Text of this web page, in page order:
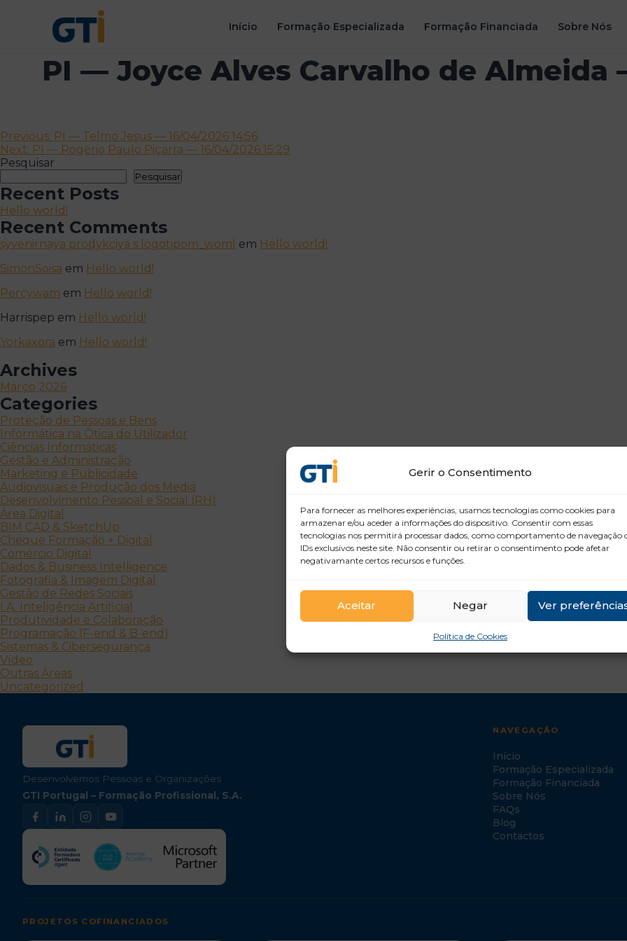
Gerir o Consentimento
Para fornecer as melhores experiências, usamos tecnologias como cookies para
armazenar e/ou aceder a informações do dispositivo. Consentir com essas
tecnologias nos permitirá processar dados, como comportamento de navegação
IDs exclusivos neste site. Não consentir ou retirar o consentimento pode afetar
negativamante certos recursos e funções.
Aceitar Negar Ver
Política de Cookies
Início Formação Especializada Formação Financiada Sobre Nós
PI — Joyce Alves Carvalho de Almeida
Navegação
de
artigos
Previous: PI — Telmo Jesus — 16/04/2026 14:56
Next: PI — Rogério Paulo Piçarra — 16/04/2026 15:29
Pesquisar
Pesquisar
Recent Posts
Hello world!
Recent Comments
syvenirnaya prodykciya s logotipom_woml em Hello world!
SimonSoisa em Hello world!
Percywam em Hello world!
Harrispep em Hello world!
Yorkaxora em Hello world!
Archives
Março 2026
Categories
Proteção de Pessoas e Bens
Informática na Ótica do Utilizador
Ciências Informáticas
Gestão e Administração
Marketing e Publicidade
Audiovisuais e Produção dos Media
Desenvolvimento Pessoal e Social (RH)
Área Digital
BIM CAD & SketchUp
Cheque Formação + Digital
Comércio Digital
Dados & Business Intelligence
Fotografia & Imagem Digital
Gestão de Redes Sociais
I.A. Inteligência Artificial
Produtividade e Colaboração
Programação (F-end & B-end)
Sistemas & Cibersegurança
Vídeo
Outras Áreas
Uncategorized
Desenvolvemos Pessoas e Organizações
GTI Portugal – Formação Profissional, S.A.
NAVEGAÇÃO
Início
Formação Especializada
Formação Financiada
Sobre Nós
FAQs
Blog
Contactos
PROJETOS COFINANCIADOS